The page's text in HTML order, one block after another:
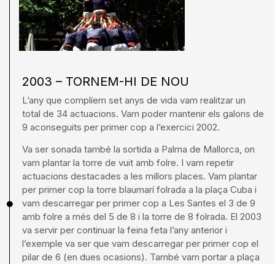
2003 – TORNEM-HI DE NOU
L’any que complíem set anys de vida vam realitzar un
total de 34 actuacions. Vam poder mantenir els galons de
9 aconseguits per primer cop a l’exercici 2002.
Va ser sonada també la sortida a Palma de Mallorca, on
vam plantar la torre de vuit amb folre. I vam repetir
actuacions destacades a les millors places. Vam plantar
per primer cop la torre blaumarí folrada a la plaça Cuba i
vam descarregar per primer cop a Les Santes el 3 de 9
amb folre a més del 5 de 8 i la torre de 8 folrada. El 2003
va servir per continuar la feina feta l’any anterior i
l’exemple va ser que vam descarregar per primer cop el
pilar de 6 (en dues ocasions). També vam portar a plaça